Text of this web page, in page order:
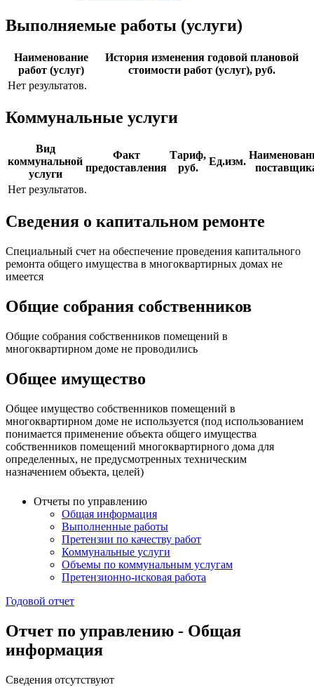
Выполняемые работы (услуги)
Наименование
работ (услуг)
История изменения годовой плановой
стоимости работ (услуг), руб.
Нет результатов.
Коммунальные услуги
Вид
коммунальной
услуги
Факт
предоставления
Тариф,
руб.
Ед.изм.
Нет результатов.
Сведения о капитальном ремонте
Специальный счет на обеспечение проведения капитального
ремонта общего имущества в многоквартирных домах не
имеется
Общие собрания собственников
Общие собрания собственников помещений в
многоквартирном доме не проводились
Общее имущество
Общее имущество собственников помещений в
многоквартирном доме не используется (под использованием
понимается применение объекта общего имущества
собственников помещений многоквартирного дома для
определенных, не предусмотренных техническим
назначением объекта, целей)
Отчеты по управлению
Общая информация
Выполненные работы
Претензии по качеству работ
Коммунальные услуги
Объемы по коммунальным услугам
Претензионно-исковая работа
Годовой отчет
Отчет по управлению - Общая
информация
Сведения отсутствуют